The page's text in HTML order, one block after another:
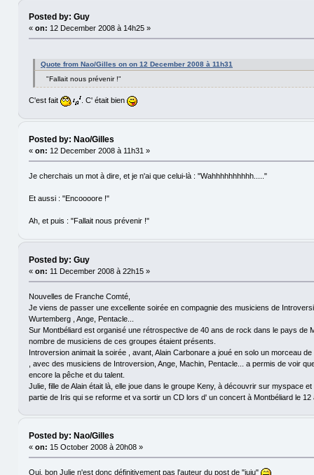
Posted by: Guy
« on: 12 December 2008 à 14h25 »
Quote from Nao/Gilles on on 12 December 2008 à 11h31
"Fallait nous prévenir !"
C'est fait . C' était bien
Posted by: Nao/Gilles
« on: 12 December 2008 à 11h31 »
Je cherchais un mot à dire, et je n'ai que celui-là : "Wahhhhhhhhhh....."
Et aussi : "Encoooore !"
Ah, et puis : "Fallait nous prévenir !"
Posted by: Guy
« on: 11 December 2008 à 22h15 »
Nouvelles de Franche Comté,
Je viens de passer une excellente soirée en compagnie des musiciens de
Wurtemberg , Ange, Pentacle...
Sur Montbéliard est organisé une rétrospective de 40 ans de rock dans le pays de
nombre de musiciens de ces groupes étaient présents.
Introversion animait la soirée , avant, Alain Carbonare a joué en solo un morceau
, avec des musiciens de Introversion, Ange, Machin, Pentacle... a permis de voir
encore la pêche et du talent.
Julie, fille de Alain était là, elle joue dans le groupe Keny, à découvrir sur myspace
partie de Iris qui se reforme et va sortir un CD lors d' un concert à Montbéliard le 12
Posted by: Nao/Gilles
« on: 15 October 2008 à 20h08 »
Oui, bon Julie n'est donc définitivement pas l'auteur du post de "juju"